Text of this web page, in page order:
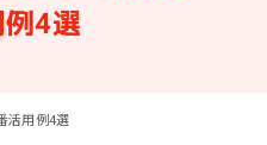
4選
活用例4選